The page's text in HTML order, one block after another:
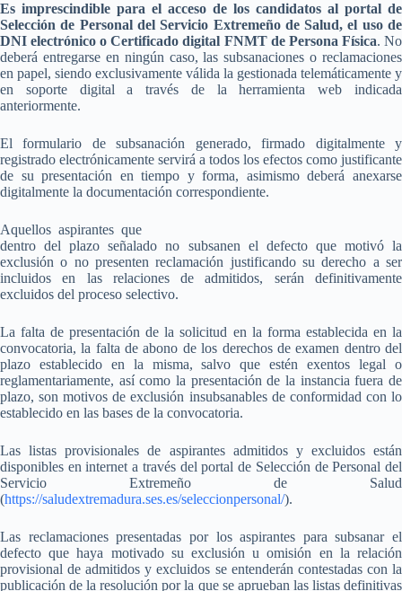
Es imprescindible para el acceso de los candidatos al portal de
Selección de Personal del Servicio Extremeño de Salud, el uso de
DNI electrónico o Certificado digital FNMT de Persona Física. No
deberá entregarse en ningún caso, las subsanaciones o reclamaciones
en papel, siendo exclusivamente válida la gestionada telemáticamente y
en soporte digital a través de la herramienta web indicada
anteriormente.
El formulario de subsanación generado, firmado digitalmente y
registrado electrónicamente servirá a todos los efectos como justificante
de su presentación en tiempo y forma, asimismo deberá anexarse
digitalmente la documentación correspondiente.
Aquellos aspirantes que
dentro del plazo señalado no subsanen el defecto que motivó la
exclusión o no presenten reclamación justificando su derecho a ser
incluidos en las relaciones de admitidos, serán definitivamente
excluidos del proceso selectivo.
La falta de presentación de la solicitud en la forma establecida en la
convocatoria, la falta de abono de los derechos de examen dentro del
plazo establecido en la misma, salvo que estén exentos legal o
reglamentariamente, así como la presentación de la instancia fuera de
plazo, son motivos de exclusión insubsanables de conformidad con lo
establecido en las bases de la convocatoria.
Las listas provisionales de aspirantes admitidos y excluidos están
disponibles en internet a través del portal de Selección de Personal del
Servicio Extremeño de Salud
(https://saludextremadura.ses.es/seleccionpersonal/).
Las reclamaciones presentadas por los aspirantes para subsanar el
defecto que haya motivado su exclusión u omisión en la relación
provisional de admitidos y excluidos se entenderán contestadas con la
publicación de la resolución por la que se aprueban las listas definitivas